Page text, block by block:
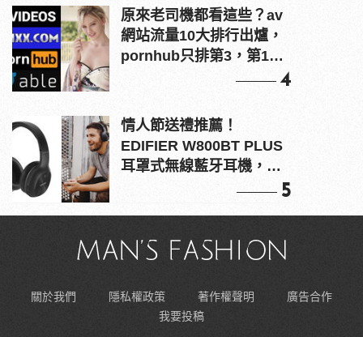
原來老司機都看這些？av
網站流量10大排行出爐，
pornhub只排第3，第1名
4
情人節送禮推薦！
EDIFIER W800BT PLUS
耳罩式無線藍牙耳機，在
5
關於我們 隱私權政策 著作權聲明
廣告合作
我要投稿